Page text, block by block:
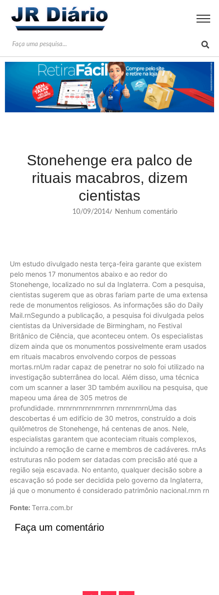
Stonehenge era palco de
rituais macabros, dizem
cientistas
10/09/2014/ Nenhum comentário
Um estudo divulgado nesta terça-feira garante que existem
pelo menos 17 monumentos abaixo e ao redor do
Stonehenge, localizado no sul da Inglaterra. Com a pesquisa,
cientistas sugerem que as obras fariam parte de uma extensa
rede de monumentos religiosos. As informações são do Daily
Mail.rnSegundo a publicação, a pesquisa foi divulgada pelos
cientistas da Universidade de Birmingham, no Festival
Britânico de Ciência, que aconteceu ontem. Os especialistas
dizem ainda que os monumentos possivelmente eram usados
em rituais macabros envolvendo corpos de pessoas
mortas.rnUm radar capaz de penetrar no solo foi utilizado na
investigação subterrânea do local. Além disso, uma técnica
com um scanner a laser 3D também auxiliou na pesquisa, que
mapeou uma área de 305 metros de
profundidade. rnrnrnrnrnrnrnrnrn rnrnrnrnrnUma das
descobertas é um edifício de 30 metros, construído a dois
quilômetros de Stonehenge, há centenas de anos. Nele,
especialistas garantem que aconteciam rituais complexos,
incluindo a remoção de carne e membros de cadáveres. rnAs
estruturas não podem ser datadas com precisão até que a
região seja escavada. No entanto, qualquer decisão sobre a
escavação só pode ser decidida pelo governo da Inglaterra,
já que o monumento é considerado patrimônio nacional.rnrn rn
Fonte: Terra.com.br
Faça um comentário